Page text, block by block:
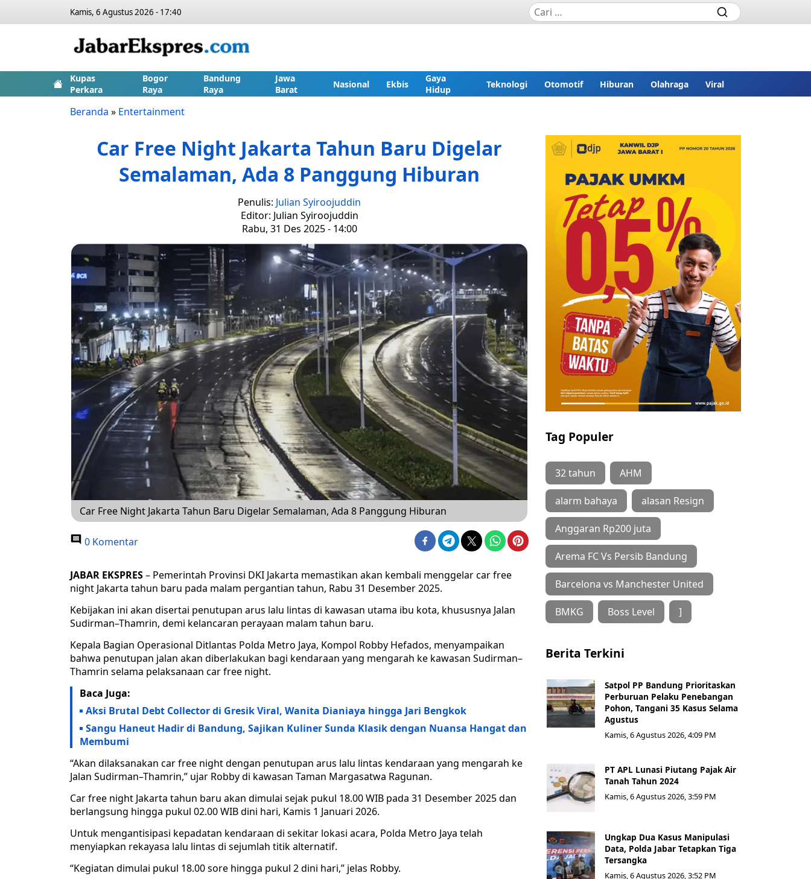
Kamis, 6 Agustus 2026 - 17:40
Kupas
Perkara
Bogor
Raya
Bandung
Raya
Jawa
Barat
Nasional Ekbis
Gaya
Hidup
Teknologi Otomotif Hiburan Olahraga Viral
Beranda » Entertainment
Car Free Night Jakarta Tahun Baru Digelar
Semalaman, Ada 8 Panggung Hiburan
Penulis: Julian Syiroojuddin
Editor: Julian Syiroojuddin
Rabu, 31 Des 2025 - 14:00
Car Free Night Jakarta Tahun Baru Digelar Semalaman, Ada 8 Panggung Hiburan
0 Komentar
JABAR EKSPRES– Pemerintah Provinsi DKI Jakarta memastikan akan kembali menggelar car free
night Jakarta tahun baru pada malam pergantian tahun, Rabu 31 Desember 2025.
Kebijakan ini akan disertai penutupan arus lalu lintas di kawasan utama ibu kota, khususnya Jalan
Sudirman–Thamrin, demi kelancaran perayaan malam tahun baru.
Kepala Bagian Operasional Ditlantas Polda Metro Jaya, Kompol Robby Hefados, menyampaikan
bahwa penutupan jalan akan diberlakukan bagi kendaraan yang mengarah ke kawasan Sudirman–
Thamrin selama pelaksanaan car free night.
Baca Juga:
Aksi Brutal Debt Collector di Gresik Viral, Wanita Dianiaya hingga Jari Bengkok
Sangu Haneut Hadir di Bandung, Sajikan Kuliner Sunda Klasik dengan Nuansa Hangat dan
Membumi
“Akan dilaksanakan car free night dengan penutupan arus lalu lintas kendaraan yang mengarah ke
Jalan Sudirman–Thamrin,” ujar Robby di kawasan Taman Margasatwa Ragunan.
Car free night Jakarta tahun baru akan dimulai sejak pukul 18.00 WIB pada 31 Desember 2025 dan
berlangsung hingga pukul 02.00 WIB dini hari, Kamis 1 Januari 2026.
Untuk mengantisipasi kepadatan kendaraan di sekitar lokasi acara, Polda Metro Jaya telah
menyiapkan rekayasa lalu lintas di sejumlah titik alternatif.
“Kegiatan dimulai pukul 18.00 sore hingga pukul 2 dini hari,” jelas Robby.
Tag Populer
32 tahun AHM
alarm bahaya alasan Resign
Anggaran Rp200 juta
Arema FC Vs Persib Bandung
Barcelona vs Manchester United
BMKG Boss Level ]
Berita Terkini
Satpol PP Bandung Prioritaskan
Perburuan Pelaku Penebangan
Pohon, Tangani 35 Kasus Selama
Agustus
Kamis, 6 Agustus 2026, 4:09 PM
PT APL Lunasi Piutang Pajak Air
Tanah Tahun 2024
Kamis, 6 Agustus 2026, 3:59 PM
Ungkap Dua Kasus Manipulasi
Data, Polda Jabar Tetapkan Tiga
Tersangka
Kamis, 6 Agustus 2026, 3:52 PM